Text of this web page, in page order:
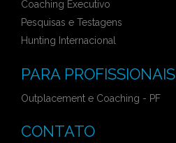
Coaching Executivo
Pesquisas e Testagens
Hunting Internacional
PARA PROFISSIONAIS
Outplacement e Coaching - PF
CONTATO